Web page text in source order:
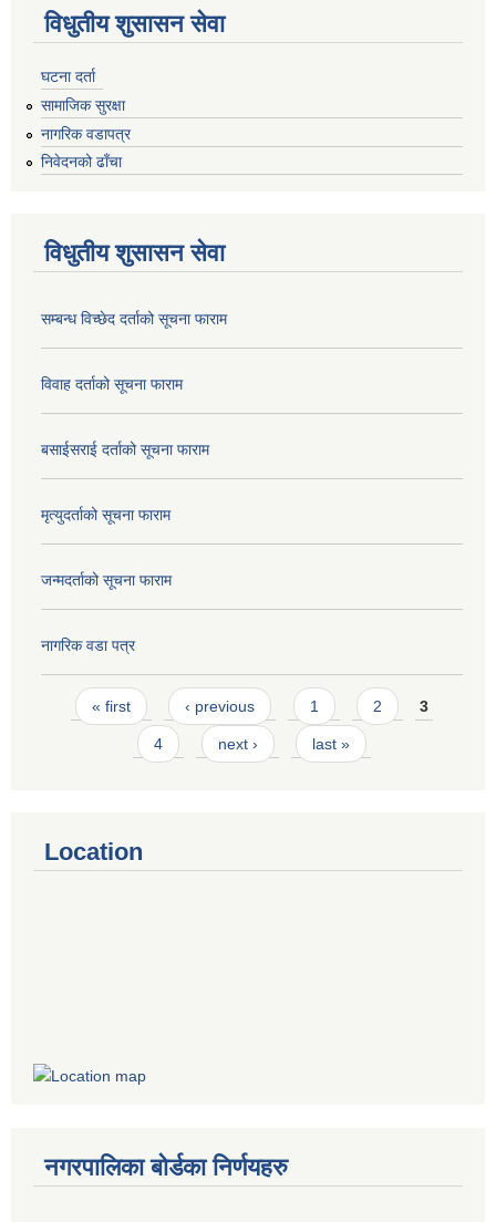
विधुतीय शुसासन सेवा
घटना दर्ता
सामाजिक सुरक्षा
नागरिक वडापत्र
निवेदनको ढाँचा
विधुतीय शुसासन सेवा
सम्बन्ध विच्छेद दर्ताको सूचना फाराम
विवाह दर्ताको सूचना फाराम
बसाईसराई दर्ताको सूचना फाराम
मृत्युदर्ताको सूचना फाराम
जन्मदर्ताको सूचना फाराम
नागरिक वडा पत्र
Pages
« first ‹ previous 1 2 3
4 next › last »
Location
नगरपालिका बोर्डका निर्णयहरु